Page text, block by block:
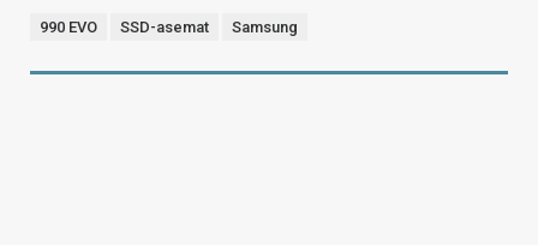
990 EVO SSD-asemat Samsung